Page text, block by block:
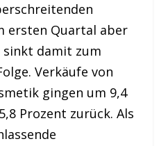
ersten Quartal aber
sinkt damit zum
Verkäufe von
gingen um 9,4
Prozent zurück. Als